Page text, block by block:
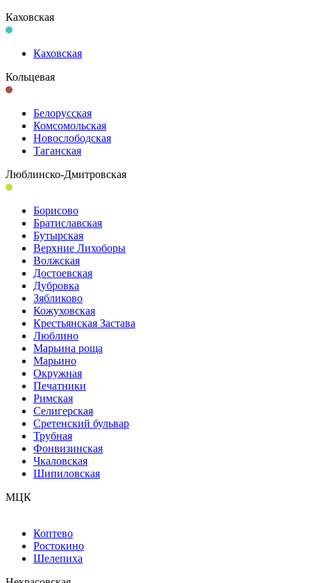
Каховская
Каховская
Кольцевая
Белорусская
Комсомольская
Новослободская
Таганская
Люблинско-Дмитровская
Борисово
Братиславская
Бутырская
Верхние Лихоборы
Волжская
Достоевская
Дубровка
Зябликово
Кожуховская
Крестьянская Застава
Люблино
Марьина роща
Марьино
Окружная
Печатники
Римская
Селигерская
Сретенский бульвар
Трубная
Фонвизинская
Чкаловская
Шипиловская
МЦК
Коптево
Ростокино
Шелепиха